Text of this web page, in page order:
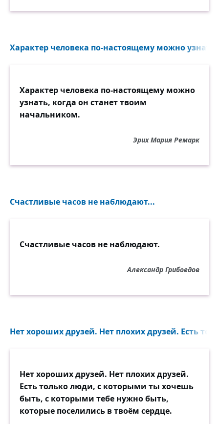
Характер человека по-настоящему можно узнать,
Характер человека по-настоящему можно
узнать, когда он станет твоим
начальником.
Эрих Мария Ремарк
Счастливые часов не наблюдают...
Счастливые часов не наблюдают.
Александр Грибоедов
Нет хороших друзей. Нет плохих друзей. Есть
Нет хороших друзей. Нет плохих друзей.
Есть только люди, с которыми ты хочешь
быть, с которыми тебе нужно быть,
которые поселились в твоём сердце.